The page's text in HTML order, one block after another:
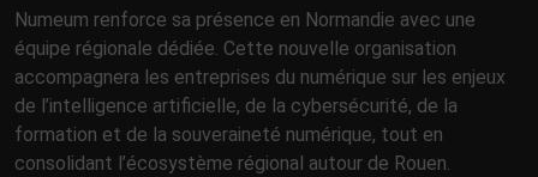
Numeum renforce sa présence en Normandie avec une
équipe régionale dédiée. Cette nouvelle organisation
accompagnera les entreprises du numérique sur les enjeux
de l’intelligence artificielle, de la cybersécurité, de la
formation et de la souveraineté numérique, tout en
consolidant l’écosystème régional autour de Rouen.